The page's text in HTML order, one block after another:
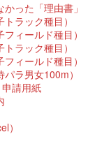
った「理由書」
ラック種目）
ィールド種目）
ラック種目）
ィールド種目）
ラ男女100m）
請用紙
）